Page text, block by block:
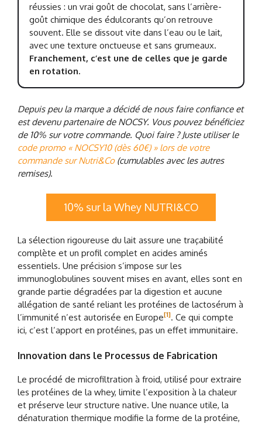
réussies : un vrai goût de chocolat, sans l’arrière-
goût chimique des édulcorants qu’on retrouve
souvent. Elle se dissout vite dans l’eau ou le lait,
avec une texture onctueuse et sans grumeaux.
Franchement, c’est une de celles que je garde
en rotation.
Depuis peu la marque a décidé de nous faire confiance et
est devenu partenaire de NOCSY. Vous pouvez bénéficiez
de 10% sur votre commande. Quoi faire ? Juste utiliser le
code promo « NOCSY10 (dès 60€) » lors de votre
commande sur Nutri&Co(cumulables avec les autres
remises).
10% sur la Whey NUTRI&CO
La sélection rigoureuse du lait assure une traçabilité
complète et un profil complet en acides aminés
essentiels. Une précision s’impose sur les
immunoglobulines souvent mises en avant, elles sont en
grande partie dégradées par la digestion et aucune
allégation de santé reliant les protéines de lactosérum à
l’immunité n’est autorisée en Europe[1]. Ce qui compte
ici, c’est l’apport en protéines, pas un effet immunitaire.
Innovation dans le Processus de Fabrication
Le procédé de microfiltration à froid, utilisé pour extraire
les protéines de la whey, limite l’exposition à la chaleur
et préserve leur structure native. Une nuance utile, la
dénaturation thermique modifie la forme de la protéine,